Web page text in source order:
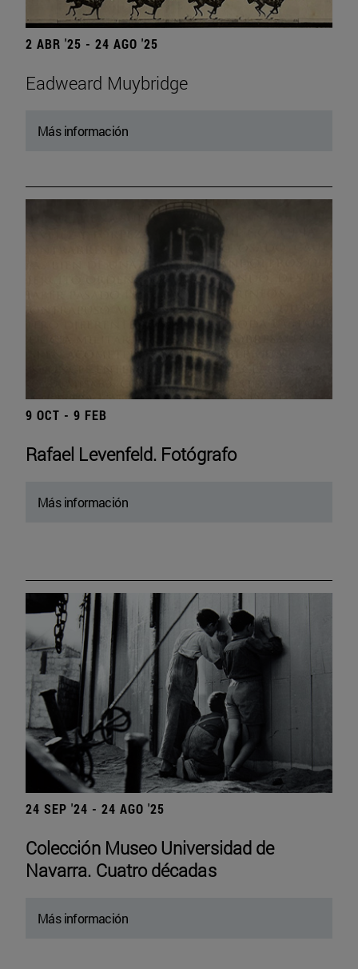
2 ABR '25 - 24 AGO '25
Eadweard Muybridge
Más información
9 OCT - 9 FEB
Rafael Levenfeld. Fotógrafo
Más información
24 SEP '24 - 24 AGO '25
Colección Museo Universidad de
Navarra. Cuatro décadas
Más información